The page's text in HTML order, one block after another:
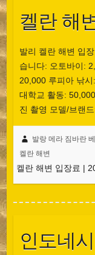
켈란 해
발리 켈란 해변 입
습니다: 오토바이:
20,000 루피아 낚
대학교 활동:
진 촬영 모델/브랜드:
발랑 메라 짐바란
켈란 해변
켈란 해변 입장료 |
인도네